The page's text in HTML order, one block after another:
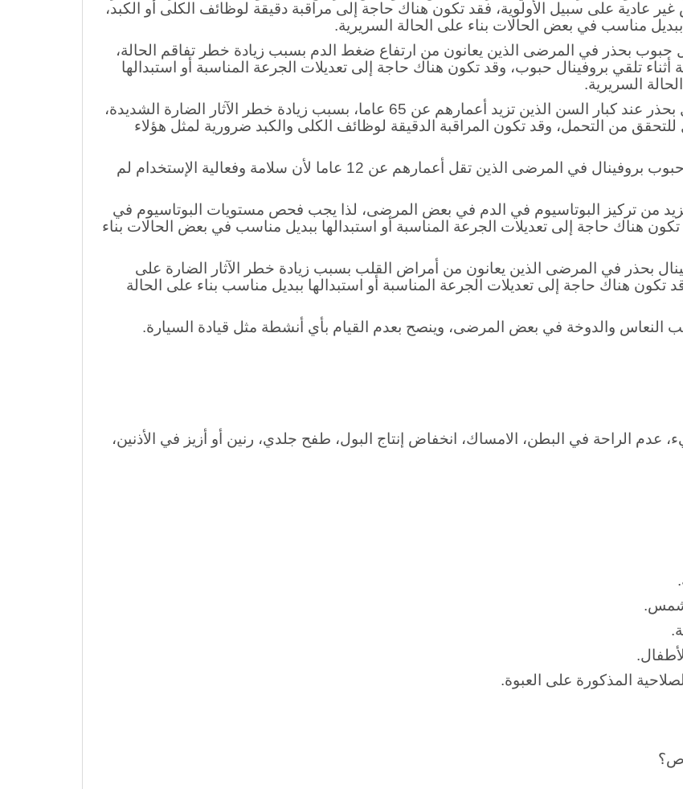
حبوب بحذر شديد في المرضى الذين يعانون من أمراض الكلى أو الكبد بسبب زيادة خطر
عادية على سبيل الأولوية، فقد تكون هناك حاجة إلى مراقبة دقيقة لوظائف الكلى أو الكبد،
ببديل مناسب في بعض الحالات بناء على الحالة السريرية.
حبوب بحذر في المرضى الذين يعانون من ارتفاع ضغط الدم بسبب زيادة خطر تفاقم الحالة،
تلقي بروفينال حبوب، وقد تكون هناك حاجة إلى تعديلات الجرعة المناسبة أو استبدالها
السريرية.
كبار السن: يجب استخدام حبوب بروفينال بحذر عند كبار السن الذين تزيد أعمارهم عن 65 عاما، بسبب زيادة خطر الآثار الضارة الشديدة،
من التحمل، وقد تكون المراقبة الدقيقة لوظائف الكلى والكبد ضرورية لمثل هؤلاء
من تركيز البوتاسيوم في الدم في بعض المرضى، لذا يجب فحص مستويات البوتاسيوم في
هناك حاجة إلى تعديلات الجرعة المناسبة أو استبدالها ببديل مناسب في بعض الحالات بناء
بحذر في المرضى الذين يعانون من أمراض القلب بسبب زيادة خطر الآثار الضارة على
هناك حاجة إلى تعديلات الجرعة المناسبة أو استبدالها ببديل مناسب بناء على الحالة
عدم الراحة في البطن، الامساك، انخفاض إنتاج البول، طفح جلدي، رنين أو أزيز في الأذنين،